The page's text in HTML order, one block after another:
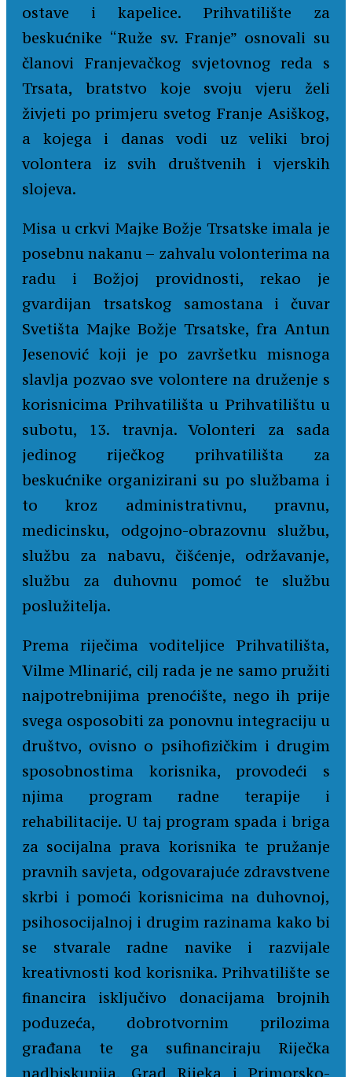
ostave i kapelice. Prihvatilište za
beskućnike “Ruže sv. Franje” osnovali su
članovi Franjevačkog svjetovnog reda s
Trsata, bratstvo koje svoju vjeru želi
živjeti po primjeru svetog Franje Asiškog,
a kojega i danas vodi uz veliki broj
volontera iz svih društvenih i vjerskih
slojeva.
Misa u crkvi Majke Božje Trsatske imala je
posebnu nakanu – zahvalu volonterima na
radu i Božjoj providnosti, rekao je
gvardijan trsatskog samostana i čuvar
Svetišta Majke Božje Trsatske, fra Antun
Jesenović koji je po završetku misnoga
slavlja pozvao sve volontere na druženje s
korisnicima Prihvatilišta u Prihvatilištu u
subotu, 13. travnja. Volonteri za sada
jedinog riječkog prihvatilišta za
beskućnike organizirani su po službama i
to kroz administrativnu, pravnu,
medicinsku, odgojno-obrazovnu službu,
službu za nabavu, čišćenje, održavanje,
službu za duhovnu pomoć te službu
poslužitelja.
Prema riječima voditeljice Prihvatilišta,
Vilme Mlinarić, cilj rada je ne samo pružiti
najpotrebnijima prenoćište, nego ih prije
svega osposobiti za ponovnu integraciju u
društvo, ovisno o psihofizičkim i drugim
sposobnostima korisnika, provodeći s
njima program radne terapije i
rehabilitacije. U taj program spada i briga
za socijalna prava korisnika te pružanje
pravnih savjeta, odgovarajuće zdravstvene
skrbi i pomoći korisnicima na duhovnoj,
psihosocijalnoj i drugim razinama kako bi
se stvarale radne navike i razvijale
kreativnosti kod korisnika. Prihvatilište se
financira isključivo donacijama brojnih
poduzeća, dobrotvornim prilozima
građana te ga sufinanciraju Riječka
nadbiskupija, Grad Rijeka i Primorsko-